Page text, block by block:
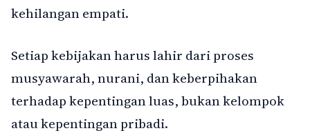
kehilangan empati.
Setiap kebijakan harus lahir dari proses
musyawarah, nurani, dan keberpihakan
terhadap kepentingan luas, bukan kelompok
atau kepentingan pribadi.